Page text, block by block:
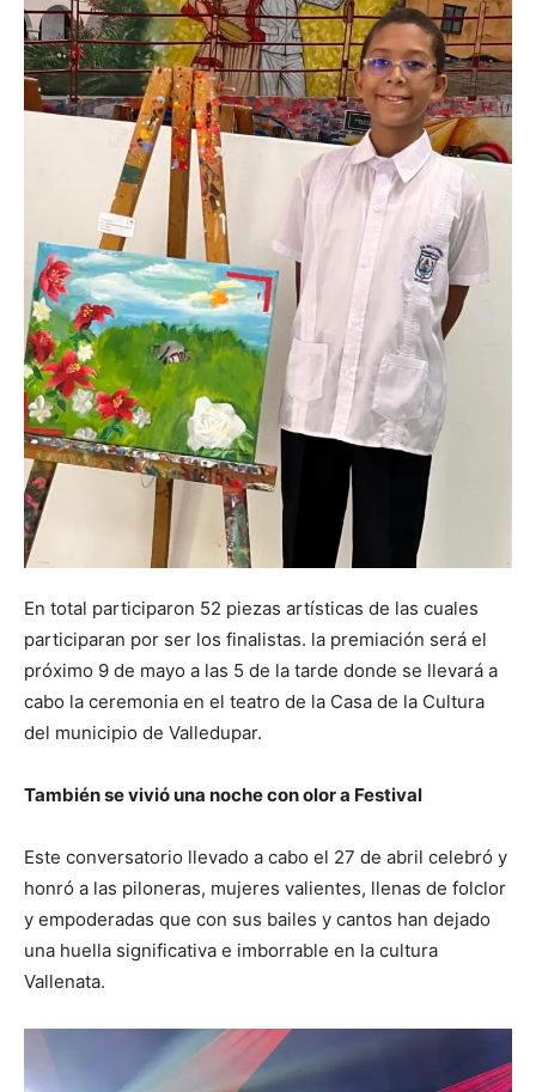
En total participaron 52 piezas artísticas de las cuales
participaran por ser los finalistas. la premiación será el
próximo 9 de mayo a las 5 de la tarde donde se llevará a
cabo la ceremonia en el teatro de la Casa de la Cultura
del municipio de Valledupar.
También se vivió una noche con olor a Festival
Este conversatorio llevado a cabo el 27 de abril celebró y
honró a las piloneras, mujeres valientes, llenas de folclor
y empoderadas que con sus bailes y cantos han dejado
una huella significativa e imborrable en la cultura
Vallenata.